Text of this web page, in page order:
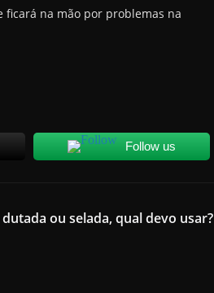
ficará na mão por problemas na
Follow us
dutada ou selada, qual devo usar?